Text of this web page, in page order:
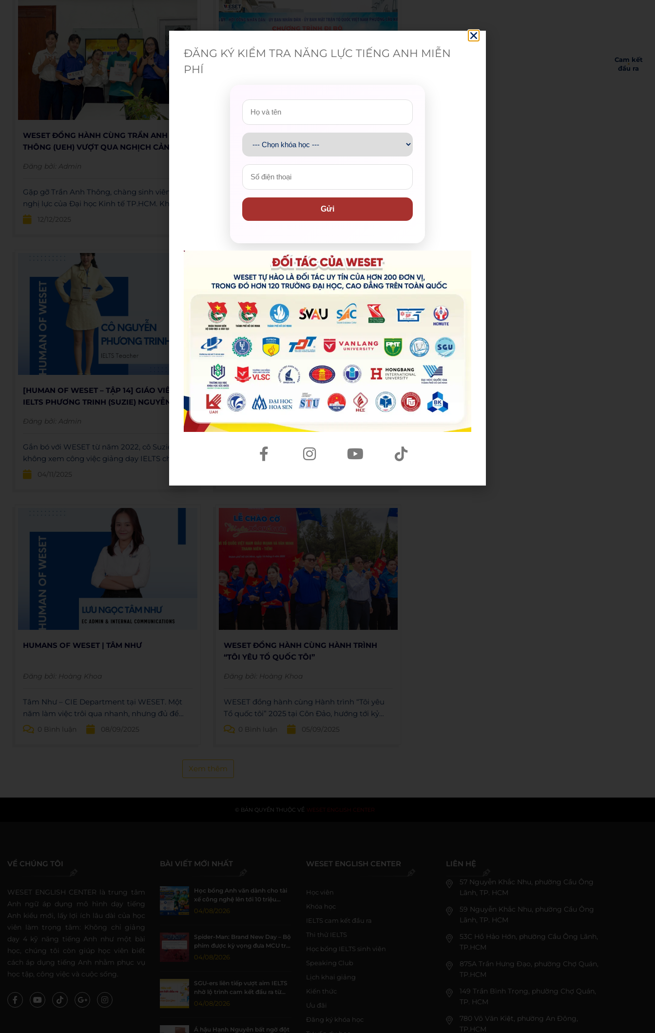
cầu nghề nghiệp
tỏa giá trị giáo dục, tiếp sức thế hệ trẻ và
khẳng định trách nhiệm xã hội trong sứ mệnh
giáo dục cộng đồng.
WESET ĐỒNG HÀNH CÙNG TRẦN ANH
THÔNG (UEH) VƯỢT QUA NGHỊCH CẢNH
Đăng bởi: Admin
Gặp gỡ Trần Anh Thông, chàng sinh viên đầy
nghị lực của Đại học Kinh tế TP.HCM. Không
chỉ là thủ khoa đầu vào, Thông còn xuất sắc
đoạt giải Nhất cuộc thi Sáng tạo Khoa học Kỹ
12/12/2025
ĐI BỘ ĐỒNG HÀNH 2025 – HÀNH TRÌNH YÊU
THƯƠNG CÙNG WESET
Đăng bởi: Hoàng Khoa
Sáng ngày 7-12, WESET đã cùng tham gia
chương trình “Đi bộ đồng hành vận động Quỹ
xã hội phường Cầu Kiệu”, một hoạt động
08/12/2025
[HUMAN OF WESET – TẬP 14] GIÁO VIÊN
IELTS PHƯƠNG TRINH (SUZIE) NGUYỄN
Đăng bởi: Admin
Gắn bó với WESET từ năm 2022, cô Suzie
không xem công việc giảng dạy IELTS chỉ đơn
thuần là một nghề, mà là một sứ mệnh. Từ
những bạn học viên rụt rè không dám cất
là động lực để cô tiếp tục.
04/11/2025
HỘI NGHỊ CHI ĐOÀN CÔNG TY TNHH WESET
ENGLISH CENTER NHIỆM KỲ 2025 – 2027
Đăng bởi: Hoàng Khoa
Hội nghị Chi đoàn Công ty TNHH WESET
English Center nhiệm kỳ 2025 - 2027 đã diễn
HUMANS OF WESET | TÂM NHƯ
Đăng bởi: Hoàng Khoa
Tâm Như – CIE Department tại WESET. Một
năm làm việc trôi qua nhanh, nhưng đủ để
mình trưởng thành và thay đổi rõ rệt.
0 Bình luận 08/09/2025
WESET ĐỒNG HÀNH CÙNG HÀNH TRÌNH
“TÔI YÊU TỔ QUỐC TÔI”
Đăng bởi: Hoàng Khoa
WESET đồng hành cùng Hành trình “Tôi yêu
Tổ quốc tôi” 2025 tại Côn Đảo, hướng tới kỷ
niệm 80 năm Cách mạng Tháng Tám và
0 Bình luận 05/09/2025
Xem thêm
© BẢN QUYỀN THUỘC VỀ WESET ENGLISH CENTER
VỀ CHÚNG TÔI
WESET ENGLISH CENTER là trung tâm
Anh ngữ áp dụng mô hình dạy tiếng
Anh kiểu mới, lấy lợi ích lâu dài của học
viên làm trọng tâm: Không chỉ giảng
dạy 4 kỹ năng tiếng Anh như một bài
học, chúng tôi còn giúp học viên biết
cách áp dụng tiếng Anh nhằm phục vụ
học tập, công việc và cuộc sống.
BÀI VIẾT MỚI NHẤT
Học bổng Anh văn dành cho tài
xế công nghệ lên tới 10 triệu
đồng tại WESET
04/08/2026
Spider-Man: Brand New Day – Bộ
phim được kỳ vọng đưa MCU trở
lại thời kỳ đỉnh cao
04/08/2026
SGU-ers liên tiếp vượt aim IELTS
nhờ lộ trình cam kết đầu ra từ
WESET
04/08/2026
Á hậu Hạnh Nguyên bất ngờ đột
WESET ENGLISH CENTER
Học viên
Khóa học
IELTS cam kết đầu ra
Thi thử IELTS
Học bổng IELTS sinh viên
Speaking Club
Lịch khai giảng
Kiến thức
Ưu đãi
Đăng ký khóa học
LIÊN HỆ
57 Nguyễn Khắc Nhu, phường Cầu Ông
Lãnh, TP. HCM
59 Nguyễn Khắc Nhu, phường Cầu Ông
Lãnh, TP. HCM
53C Hồ Hảo Hớn, phường Cầu Ông Lãnh,
TP.HCM
875A Trần Hưng Đạo, phường Chợ Quán,
TP.HCM
149 Trần Bình Trọng, phường Chợ Quán,
TP. HCM
780 Võ Văn Kiệt, phường An Đông,
TP.HCM
Cam kết
đầu ra
ĐĂNG KÝ KIỂM TRA NĂNG LỰC TIẾNG ANH MIỄN
PHÍ
Gửi